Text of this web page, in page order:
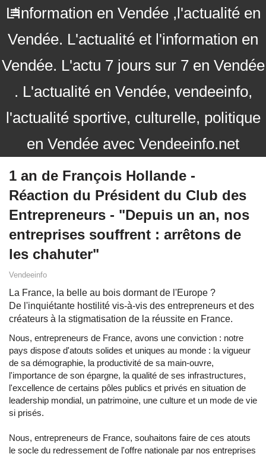
L'information en Vendée ,l'actualité en
Vendée. L'actualité et l'information en
Vendée. L'actu 7 jours sur 7 en Vendée
. L'actualité en Vendée, vendeeinfo,
l'actualité sportive, culturelle, politique
en Vendée avec Vendeeinfo.net
1 an de François Hollande -
Réaction du Président du Club des
Entrepreneurs - "Depuis un an, nos
entreprises souffrent : arrêtons de
les chahuter"
Vendeeinfo
La France, la belle au bois dormant de l'Europe ?
De l'inquiétante hostilité vis-à-vis des entrepreneurs et des
créateurs à la stigmatisation de la réussite en France.
Nous, entrepreneurs de France, avons une conviction : notre
pays dispose d'atouts solides et uniques au monde : la vigueur
de sa démographie, la productivité de sa main-ouvre,
l'importance de son épargne, la qualité de ses infrastructures,
l'excellence de certains pôles publics et privés en situation de
leadership mondial, un patrimoine, une culture et un mode de vie
si prisés.
Nous, entrepreneurs de France, souhaitons faire de ces atouts
le socle du redressement de l'offre nationale par nos entreprises